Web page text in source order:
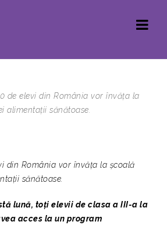
de elevi din România vor învăța la
alimentații sănătoase.
din România vor învăța la școală
sănătoase.
lună, toți elevii de clasa a III-a la
acces la un program